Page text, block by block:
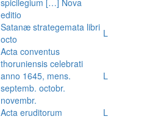
editio
Satanæ strategemata libri
octo
L
Acta conventus
thoruniensis celebrati
anno 1645, mens.
septemb. octobr.
novembr.
L
Acta eruditorum
L